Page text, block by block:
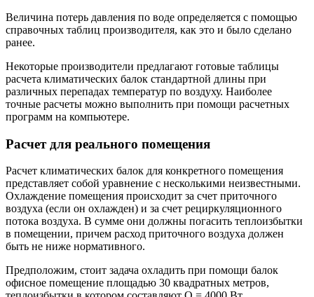
Величина потерь давления по воде определяется с помощью
справочных таблиц производителя, как это и было сделано
ранее.
Некоторые производители предлагают готовые таблицы
расчета климатических балок стандартной длины при
различных перепадах температур по воздуху. Наиболее
точные расчеты можно выполнить при помощи расчетных
программ на компьютере.
Расчет для реального помещения
Расчет климатических балок для конкретного помещения
представляет собой уравнение с несколькими неизвестными.
Охлаждение помещения происходит за счет приточного
воздуха (если он охлажден) и за счет рециркуляционного
потока воздуха. В сумме они должны погасить теплоизбытки
в помещении, причем расход приточного воздуха должен
быть не ниже нормативного.
Предположим, стоит задача охладить при помощи балок
офисное помещение площадью 30 квадратных метров,